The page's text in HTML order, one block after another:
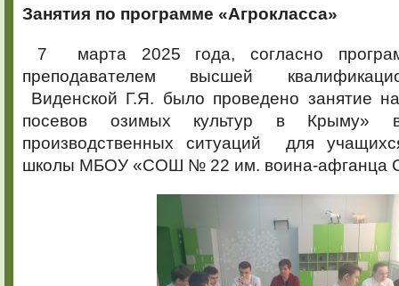
Занятия по программе «Агрокласса»
7 марта 2025 года, согласно
преподавателем высшей
Виденской Г.Я. было проведено занятие
посевов озимых культур в Крыму»
производственных ситуаций для
школы МБОУ «СОШ № 22 им. воина-афганца